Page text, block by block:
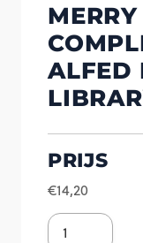
ALFED
PRIJS
€14,20
Merry